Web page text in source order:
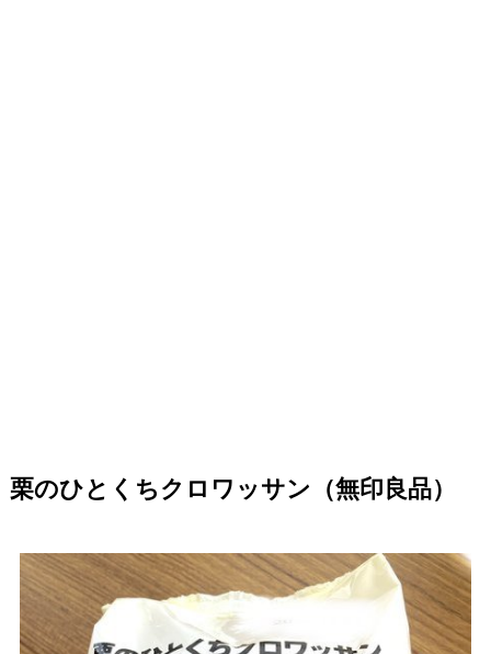
栗のひとくちクロワッサン（無印良品）